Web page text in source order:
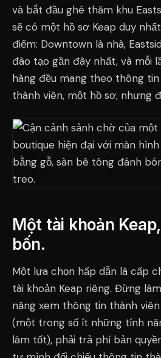
và bắt đầu ghé thăm khu
sẽ có một hồ sơ Keap duy
điểm: Downtown là nhà,
đào tạo gần đây nhất, và mỗi
hàng đều mang theo thông
thành viên, một hồ sơ, nhưng
Một tài khoản
bốn.
Một lựa chọn hấp dẫn là cấp
tài khoản Keap riêng. Đừng
năng xem thông tin thành
(một trong số ít những tính
làm tốt), phải trả phí bản